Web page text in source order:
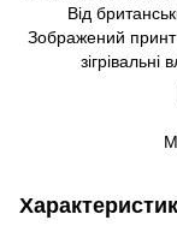
Від
Зображений принт